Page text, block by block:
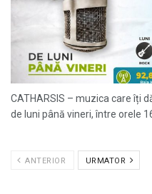
CATHARSIS – muzica care îți
de luni până vineri, între orele
ANTERIOR URMATOR